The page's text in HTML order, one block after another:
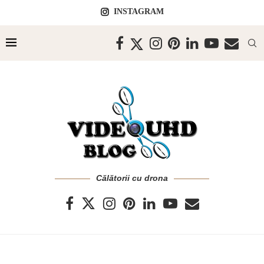
INSTAGRAM
Călătorii cu drona